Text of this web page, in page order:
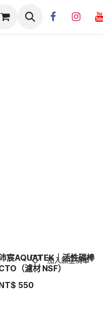
宸AQUATEK｜活性碳棒
（濾材 NSF）
550
加入願望清單